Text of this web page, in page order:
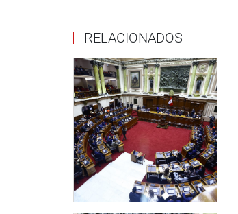
RELACIONADOS